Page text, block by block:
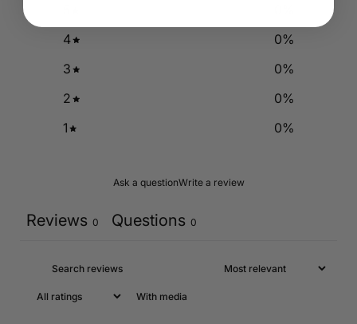
4
0%
3
0%
2
0%
1
0%
Ask a questionWrite a review
Reviews 0 Questions 0
With media